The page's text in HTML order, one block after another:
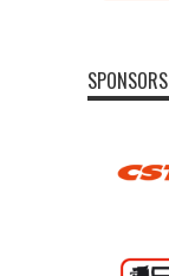
SPONSORS